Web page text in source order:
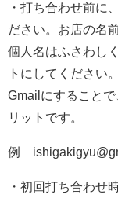
・打ち合わせ前に
ださい。お店の名
個人名はふさわし
トにしてください。
Gmailにすること
リットです。
例
・初回打ち合わせ